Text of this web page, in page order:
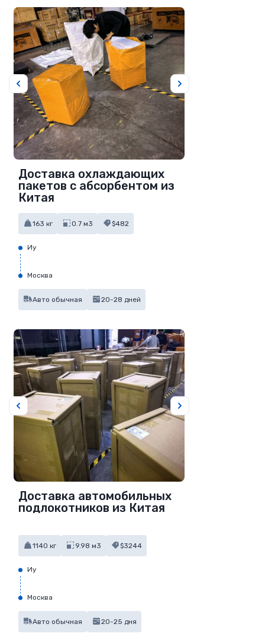
Доставка охлаждающих
пакетов с абсорбентом из
Китая
163 кг 0.7 м3 $482
Иу
Москва
Авто обычная 20-28 дней
Доставка автомобильных
подлокотников из Китая
1140 кг 9.98 м3 $3244
Иу
Москва
Авто обычная 20-25 дня